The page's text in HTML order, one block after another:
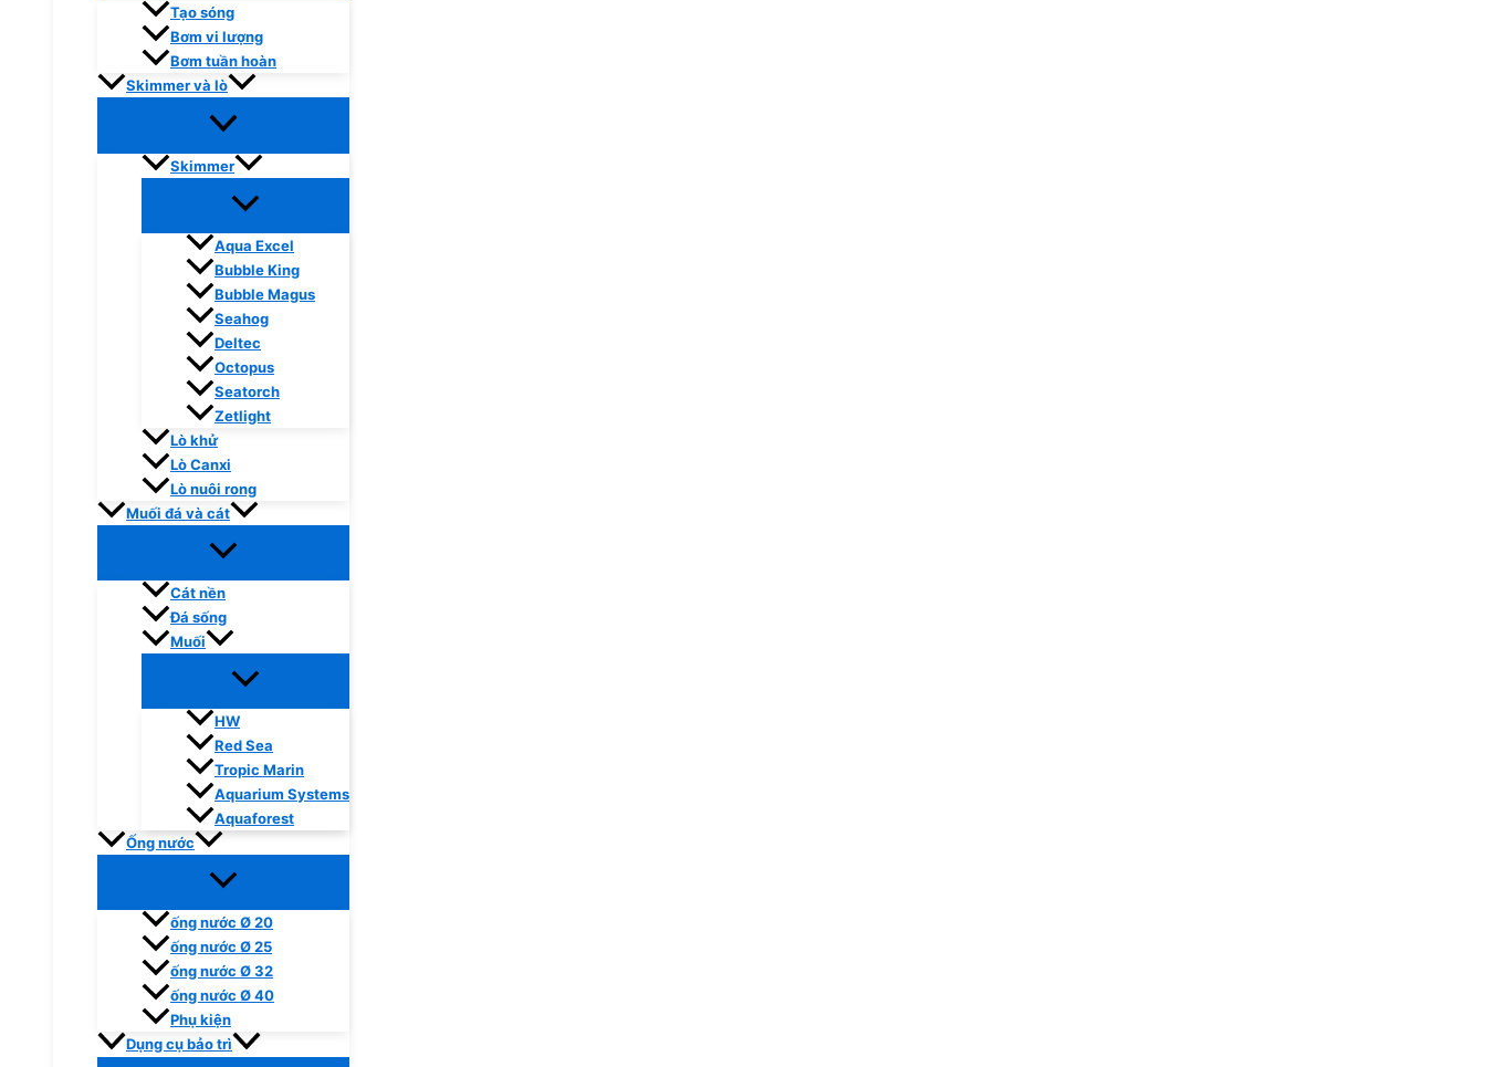
Tạo sóng
Bơm vi lượng
Bơm tuần hoàn
Skimmer và lò
Skimmer
Aqua Excel
Bubble King
Bubble Magus
Seahog
Deltec
Octopus
Seatorch
Zetlight
Lò khử
Lò Canxi
Lò nuôi rong
Muối đá và cát
Cát nền
Đá sống
Muối
HW
Red Sea
Tropic Marin
Aquarium Systems
Aquaforest
Ống nước
ống nước Ø 20
ống nước Ø 25
ống nước Ø 32
ống nước Ø 40
Phụ kiện
Dụng cụ bảo trì